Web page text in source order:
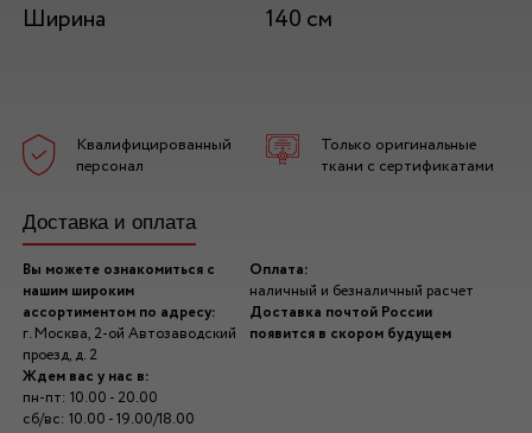
Ширина
140 см
Квалифицированный
персонал
Только оригинальные
ткани с сертификатами
Доставка и оплата
Вы можете ознакомиться с
нашим широким
ассортиментом по адресу:
г. Москва, 2-ой Автозаводский
проезд, д. 2
Ждем вас у нас в:
пн-пт: 10.00 - 20.00
сб/вс: 10.00 - 19.00/18.00
Оплата:
наличный и безналичный расчет
Доставка почтой России
появится в скором будущем